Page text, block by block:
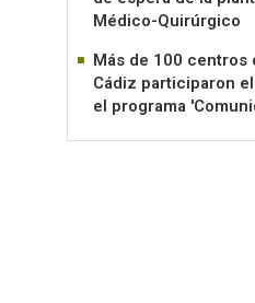
Médico-Quirúrgico
Más de 100 centros
Cádiz participaron
el programa